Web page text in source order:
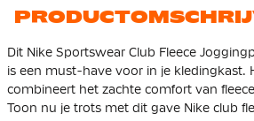
Dit Nike Sportswear Club Fleece
is een must-have voor in je kledingkast.
combineert het zachte comfort van
Toon nu je trots met dit gave Nike club